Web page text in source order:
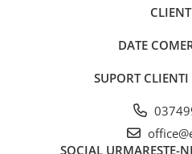
DATE
SUPORT CLIENTI
SOCIAL URMARESTE-